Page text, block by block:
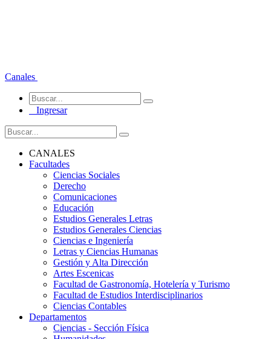
Canales
Ingresar
CANALES
Facultades
Ciencias Sociales
Derecho
Comunicaciones
Educación
Estudios Generales Letras
Estudios Generales Ciencias
Ciencias e Ingeniería
Letras y Ciencias Humanas
Gestión y Alta Dirección
Artes Escenicas
Facultad de Gastronomía, Hotelería y Turismo
Facultad de Estudios Interdisciplinarios
Ciencias Contables
Departamentos
Ciencias - Sección Física